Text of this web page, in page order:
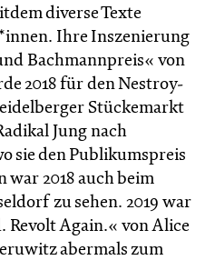
diverse Texte
Ihre Inszenierung
Bachmannpreis« von
2018 für den Nestroy-
Stückemarkt
Jung nach
sie den Publikumspreis
2018 auch beim
zu sehen. 2019 war
Revolt Again.« von Alice
abermals zum